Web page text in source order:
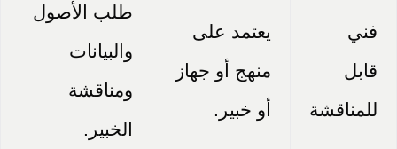
فني
قابل
للمناقشة
يعتمد على
منهج أو جهاز
أو خبير.
طلب الأصول
والبيانات
ومناقشة
الخبير.